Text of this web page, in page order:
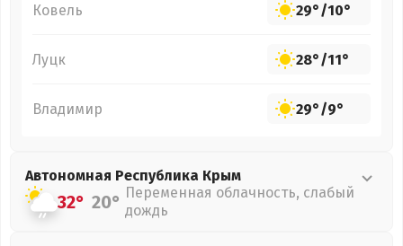
Ковель 29°/10°
Луцк 28°/11°
Владимир 29°/9°
Автономная Республика Крым
32° 20° Переменная облачность, слабый
дождь